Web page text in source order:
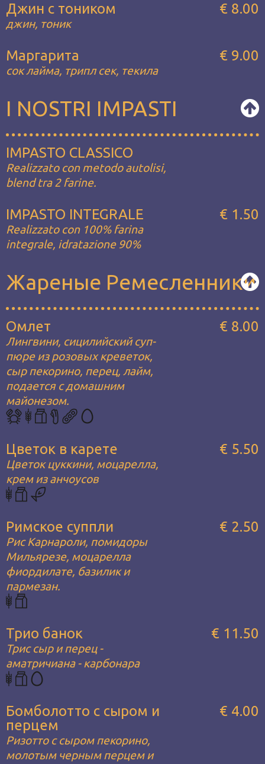
Джин с тоником
джин, тоник
€ 8.00
Маргарита
сок лайма, трипл сек, текила
€ 9.00
I NOSTRI IMPASTI
IMPASTO CLASSICO
Realizzato con metodo autolisi,
blend tra 2 farine.
IMPASTO INTEGRALE
Realizzato con 100% farina
integrale, idratazione 90%
€ 1.50
Жареные Ремесленники
Омлет
Лингвини, сицилийский суп-
пюре из розовых креветок,
сыр пекорино, перец, лайм,
подается с домашним
майонезом.
€ 8.00
Цветок в карете
Цветок цуккини, моцарелла,
крем из анчоусов
€ 5.50
Римское суппли
Рис Карнароли, помидоры
Мильярезе, моцарелла
фиордилате, базилик и
пармезан.
€ 2.50
Трио банок
Трис сыр и перец -
аматричиана - карбонара
€ 11.50
Бомболотто с сыром и
перцем
Ризотто с сыром пекорино,
молотым черным перцем и
€ 4.00